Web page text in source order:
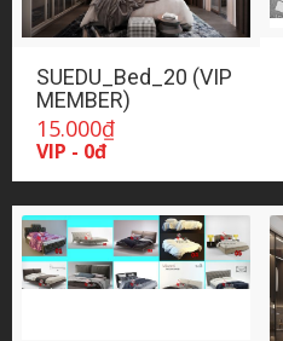
SUEDU_Bed_20 (VIP
MEMBER)
15.000₫
VIP - 0đ